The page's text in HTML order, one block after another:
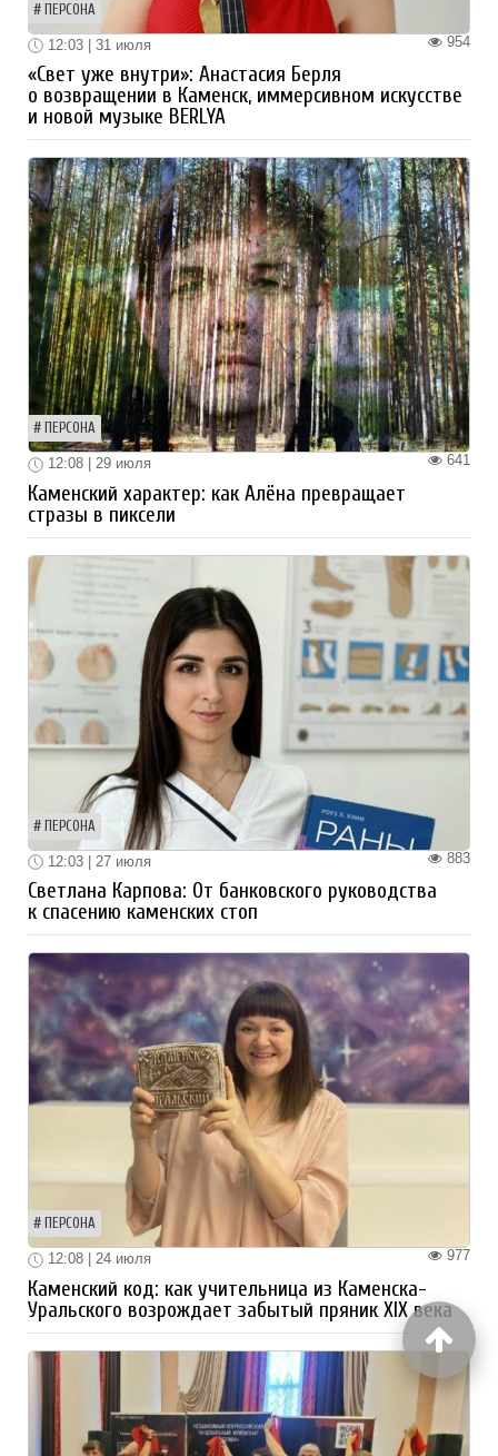
ПЕРСОНА
954
12:03 | 31 июля
«Свет уже внутри»: Анастасия Берля
о возвращении в Каменск, иммерсивном искусстве
и новой музыке BERLYA
ПЕРСОНА
641
12:08 | 29 июля
Каменский характер: как Алёна превращает
стразы в пиксели
ПЕРСОНА
883
12:03 | 27 июля
Светлана Карпова: От банковского руководства
к спасению каменских стоп
ПЕРСОНА
977
12:08 | 24 июля
Каменский код: как учительница из Каменска-
Уральского возрождает забытый пряник XIX века